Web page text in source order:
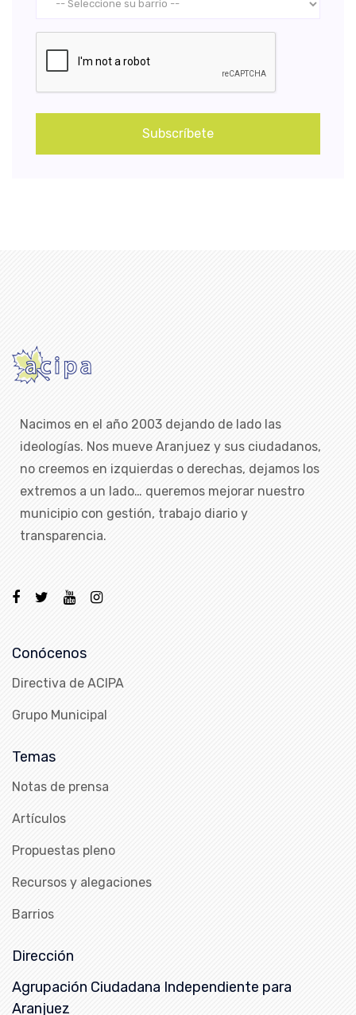
Subscríbete
Nacimos en el año 2003 dejando de lado las
ideologías. Nos mueve Aranjuez y sus ciudadanos,
no creemos en izquierdas o derechas, dejamos los
extremos a un lado… queremos mejorar nuestro
municipio con gestión, trabajo diario y
transparencia.
Conócenos
Directiva de ACIPA
Grupo Municipal
Temas
Notas de prensa
Artículos
Propuestas pleno
Recursos y alegaciones
Barrios
Dirección
Agrupación Ciudadana Independiente para
Aranjuez